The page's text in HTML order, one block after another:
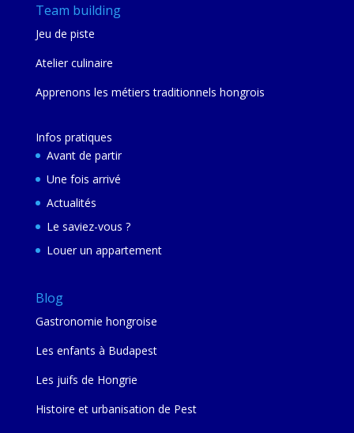
Team building
Jeu de piste
Atelier culinaire
Apprenons les métiers traditionnels hongrois
Infos pratiques
Avant de partir
Une fois arrivé
Actualités
Le saviez-vous ?
Louer un appartement
Blog
Gastronomie hongroise
Les enfants à Budapest
Les juifs de Hongrie
Histoire et urbanisation de Pest